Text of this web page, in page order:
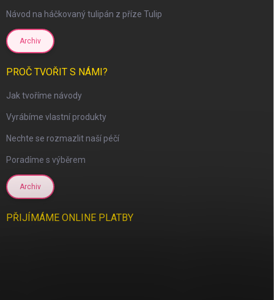
Návod na háčkovaný tulipán z příze Tulip
Archiv
PROČ TVOŘIT S NÁMI?
Jak tvoříme návody
Vyrábíme vlastní produkty
Nechte se rozmazlit naší péčí
Poradíme s výběrem
Archiv
PŘIJÍMÁME ONLINE PLATBY